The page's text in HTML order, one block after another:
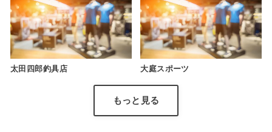
太田四郎釣具店 大庭スポーツ
もっと見る